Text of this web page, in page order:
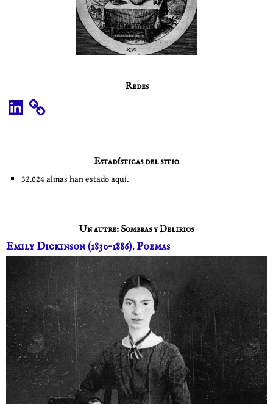
Redes
LinkedIn
Estadísticas del sitio
32.024 almas han estado aquí.
Un autre: Sombras y Delirios
Emily Dickinson (1830–1886). Poemas